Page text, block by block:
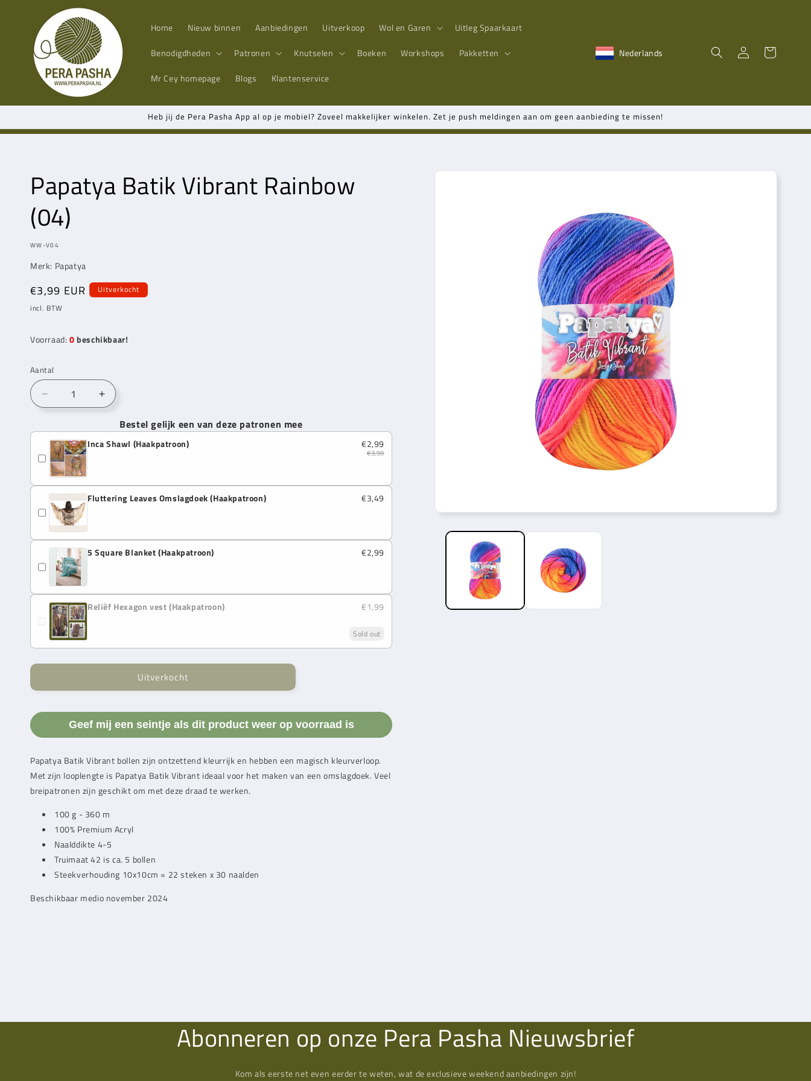
content Home Nieuw binnen Aanbiedingen Uitverkoop Wol en Garen
Uitleg Spaarkaart
Benodigdheden
Patronen Knutselen Boeken Workshops
Pakketten
Mr Cey homepage Blogs Klantenservice
Nederlands InloggenWinkelwagen
Heb jij de Pera Pasha App al op je mobiel? Zoveel makkelijker winkelen. Zet je push meldingen aan om geen aanbieding te missen!
Papatya Batik Vibrant Rainbow
(04)
MODEL:
WW-V04
Merk: Papatya
Normale
prijs
€3,99 EUR
Uitverkocht
incl. BTW
Voorraad: 0 beschikbaar!
Aantal
Aantal
verlagen
Papatya
Batik
Vibrant
Rainbow
(04)
Aantal
verhogen
voor
Batik
(04)
Bestel gelijk een van deze patronen mee
Inca Shawl (Haakpatroon) €2,99
€3,99
Fluttering Leaves Omslagdoek (Haakpatroon) €3,49
5 Square Blanket (Haakpatroon) €2,99
Reliëf Hexagon vest (Haakpatroon) €1,99
Sold out
Uitverkocht
Geef mij een seintje als dit product weer op voorraad is
Papatya Batik Vibrant bollen zijn ontzettend kleurrijk en hebben een magisch kleurverloop.
Met zijn looplengte is Papatya Batik Vibrant ideaal voor het maken van een omslagdoek. Veel
breipatronen zijn geschikt om met deze draad te werken.
100 g - 360 m
100% Premium Acryl
Naalddikte 4-5
Truimaat 42 is ca. 5 bollen
Steekverhouding 10x10cm = 22 steken x 30 naalden
Beschikbaar medio november 2024
Abonneren op onze Pera Pasha Nieuwsbrief
Kom als eerste net even eerder te weten, wat de exclusieve weekend aanbiedingen zijn!